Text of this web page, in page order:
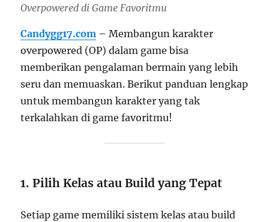
Overpowered di Game Favoritmu
Candygg17.com – Membangun karakter
overpowered (OP) dalam game bisa
memberikan pengalaman bermain yang lebih
seru dan memuaskan. Berikut panduan lengkap
untuk membangun karakter yang tak
terkalahkan di game favoritmu!
1. Pilih Kelas atau Build yang Tepat
Setiap game memiliki sistem kelas atau build